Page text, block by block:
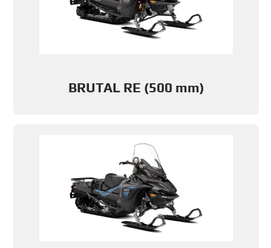
BRUTAL RE (500 mm)